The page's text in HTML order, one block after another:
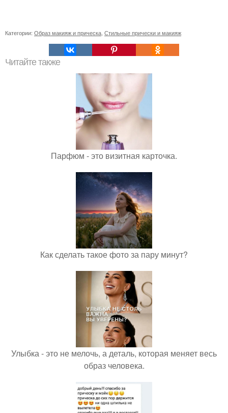
Категории: Образ макияж и прическа Стильные прически и макияж
Читайте также
Парфюм - это визитная карточка.
Как сделать такое фото за пару минут?
Улыбка - это не мелочь, а деталь, которая меняет весь
образ человека.